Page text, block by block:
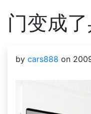
门变成
by cars888 on